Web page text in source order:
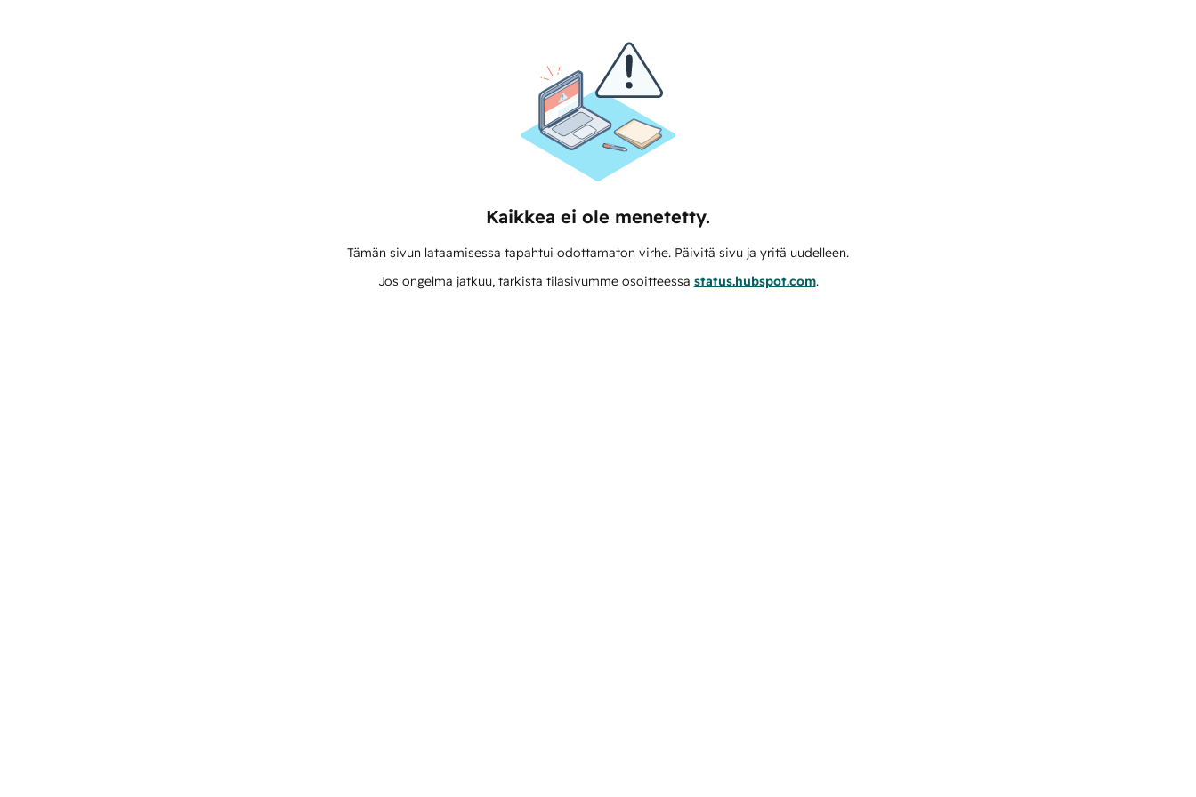
Kaikkea ei ole menetetty.
Tämän sivun lataamisessa tapahtui odottamaton virhe. Päivitä sivu ja yritä uudelleen.
Jos ongelma jatkuu, tarkista tilasivumme osoitteessa status.hubspot.com.